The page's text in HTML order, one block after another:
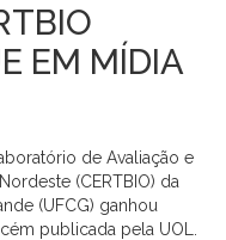
EM MÍDIA
de Avaliação e
(CERTBIO) da
(UFCG) ganhou
publicada pela UOL.